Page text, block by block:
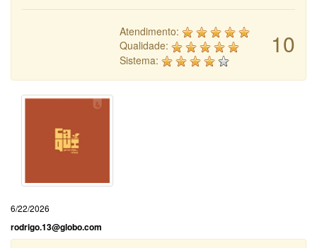
10
Atendimento:
Qualidade:
Sistema:
6/22/2026
rodrigo.13@globo.com